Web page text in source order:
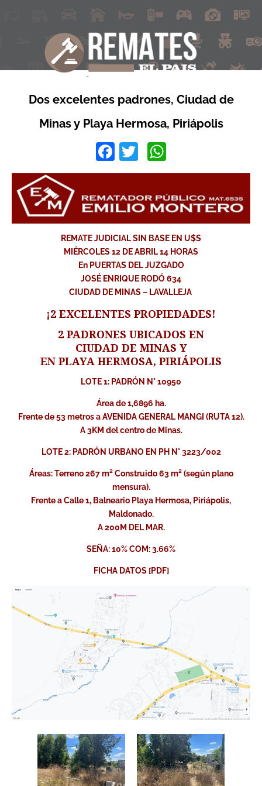
Dos excelentes padrones, Ciudad de
Minas y Playa Hermosa, Piriápolis
Facebook
Twitter
REMATE JUDICIAL SIN BASE EN U$S
MIÉRCOLES 12 DE ABRIL 14 HORAS
En PUERTAS DEL JUZGADO
JOSÉ ENRIQUE RODÓ 634
CIUDAD DE MINAS – LAVALLEJA
¡2 EXCELENTES PROPIEDADES!
2 PADRONES UBICADOS EN
CIUDAD DE MINAS Y
EN PLAYA HERMOSA, PIRIÁPOLIS
LOTE 1: PADRÓN N° 10950
Área de 1,6896 ha.
Frente de 53 metros a AVENIDA GENERAL MANGI (RUTA 12).
A 3KM del centro de Minas.
LOTE 2: PADRÓN URBANO EN PH N° 3223/002
Áreas: Terreno 267 m² Construido 63 m² (según plano
mensura).
Frente a Calle 1, Balneario Playa Hermosa, Piriápolis,
Maldonado.
A 200M DEL MAR.
SEÑA: 10% COM: 3.66%
FICHA DATOS [PDF]